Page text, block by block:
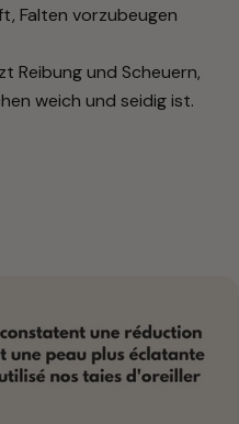
Falten vorzubeugen
Reibung und Scheuern,
weich und seidig ist.